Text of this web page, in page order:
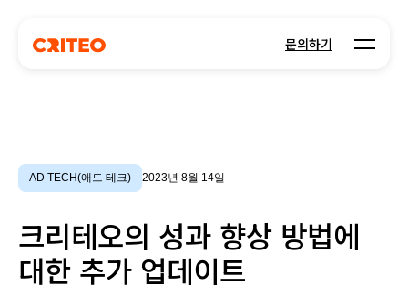
문의하기 Open
AD TECH(애드 테크) 2023년 8월 14일
크리테오의 성과 향상 방법에
대한 추가 업데이트